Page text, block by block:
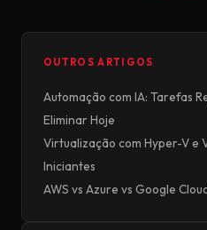
OUTROS ARTIGOS
Automação com IA: Tarefas
Eliminar Hoje
Virtualização com Hyper-V e
Iniciantes
AWS vs Azure vs Google